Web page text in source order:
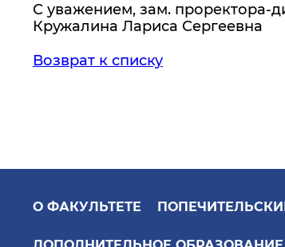
С уважением, зам. проректора-
Кружалина Лариса Сергеевна
Возврат к списку
О ФАКУЛЬТЕТЕ